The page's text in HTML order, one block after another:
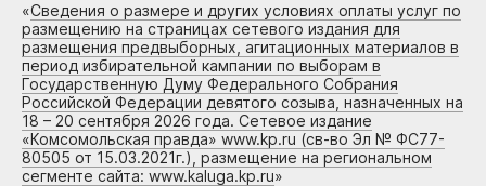
«Сведения о размере и других условиях оплаты услуг по
размещению на страницах сетевого издания для
размещения предвыборных, агитационных материалов в
период избирательной кампании по выборам в
Государственную Думу Федерального Собрания
Российской Федерации девятого созыва, назначенных на
18 – 20 сентября 2026 года. Сетевое издание
«Комсомольская правда» www.kp.ru (св-во Эл № ФС77-
80505 от 15.03.2021г.), размещение на региональном
сегменте сайта: www.kaluga.kp.ru»